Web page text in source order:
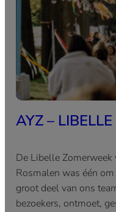
AYZ –
De Libelle
Rosmalen was één
groot deel van ons
bezoekers, ontmoet,